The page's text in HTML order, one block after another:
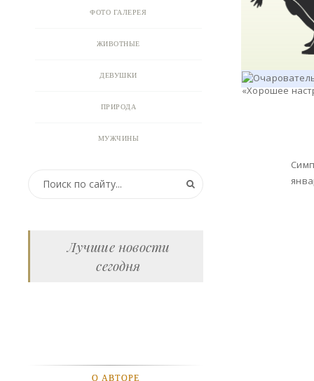
ФОТО ГАЛЕРЕЯ
ЖИВОТНЫЕ
ДЕВУШКИ
ПРИРОДА
МУЖЧИНЫ
ОТКРЫТКИ
Лучшие новости
сегодня
О АВТОРЕ